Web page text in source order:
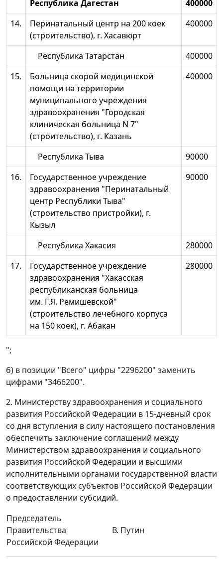
Республика Дагестан
400000
14.
Перинатальный центр на 200 коек
(строительство), г. Хасавюрт
400000
Республика Татарстан
400000
15.
Больница скорой медицинской
помощи на территории
муниципального учреждения
здравоохранения "Городская
клиническая больница N 7"
(строительство), г. Казань
400000
Республика Тыва
90000
16.
Государственное учреждение
здравоохранения "Перинатальный
центр Республики Тыва"
(строительство пристройки), г.
Кызыл
90000
Республика Хакасия
280000
17.
Государственное учреждение
здравоохранения "Хакасская
республиканская больница
им. Г.Я. Ремишевской"
(строительство лечебного корпуса
на 150 коек), г. Абакан
280000
";
б) в позиции "Всего" цифры "2296200" заменить
цифрами "3466200".
2. Министерству здравоохранения и социального
развития Российской Федерации в 15-дневный срок
со дня вступления в силу настоящего постановления
обеспечить заключение соглашений между
Министерством здравоохранения и социального
развития Российской Федерации и высшими
исполнительными органами государственной власти
соответствующих субъектов Российской Федерации
о предоставлении субсидий.
Председатель
Правительства
Российской Федерации
В. Путин